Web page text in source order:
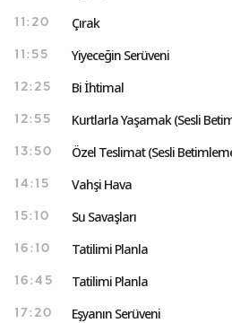
11:20 Çırak
11:55 Yiyeceğin Serüveni
12:25 Bi İhtimal
12:55 Kurtlarla Yaşamak (Sesli
13:50 Özel Teslimat (Sesli Betimleme
14:15 Vahşi Hava
15:10 Su Savaşları
16:10 Tatilimi Planla
16:45 Tatilimi Planla
17:20 Eşyanın Serüveni